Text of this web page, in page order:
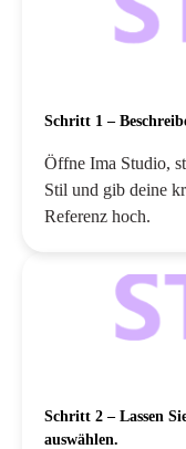
Schritt 1 –
Öffne Ima Studio,
Stil und gib deine
Referenz hoch.
Schritt 2 – Lassen
auswählen.